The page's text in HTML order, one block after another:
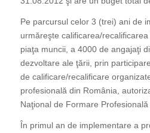
Pe parcursul celor 3 (trei) ani de
urmăreşte calificarea/
piaţa muncii, a 4000 de angajaţi
dezvoltare ale ţării, prin
de calificare/recalificare
profesională din România,
Naţional de Formare Profesională
În primul an de implementare a